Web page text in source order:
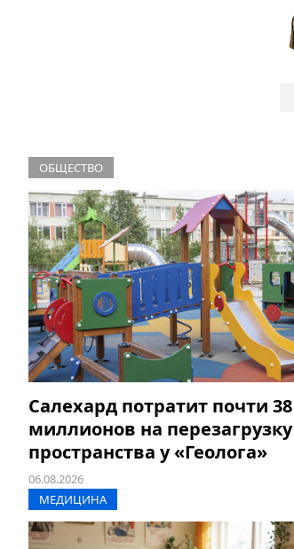
ОБЩЕСТВО
Салехард потратит почти 38
миллионов на перезагрузку
пространства у «Геолога»
06.08.2026
МЕДИЦИНА